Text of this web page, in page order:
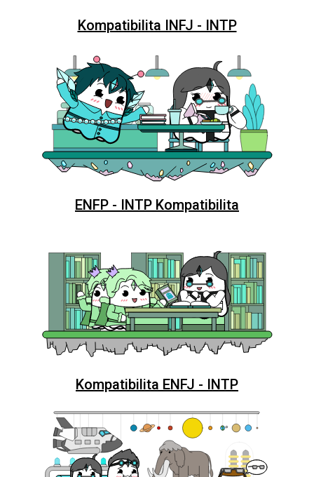
Kompatibilita INFJ - INTP
ENFP - INTP Kompatibilita
Kompatibilita ENFJ - INTP